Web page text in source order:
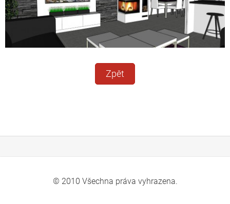
Zpět
© 2010 Všechna práva vyhrazena.